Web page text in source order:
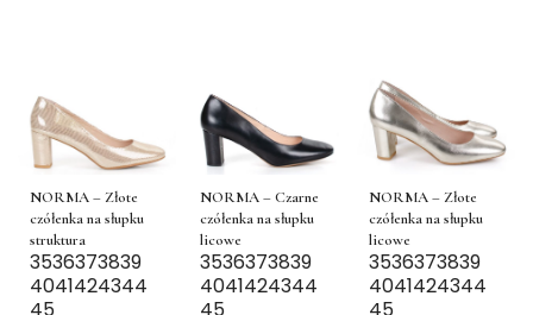
NORMA – Złote
czółenka na słupku
struktura
3536373839
4041424344
NORMA – Czarne
czółenka na słupku
licowe
3536373839
4041424344
NORMA – Złote
czółenka na słupku
licowe
3536373839
4041424344